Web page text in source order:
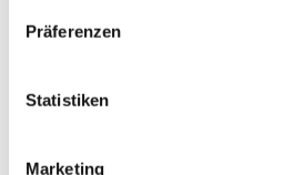
Präferenzen
Statistiken
Marketing